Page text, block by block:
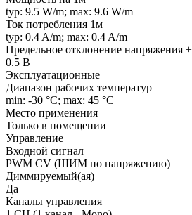
typ: 9.5 W/m; max: 9.6 W/m
Ток потребления 1м
typ: 0.4 A/m; max: 0.4 A/m
Предельное отклонение напряжения ±
0.5 В
Эксплуатационные
Диапазон рабочих температур
min: -30 °C; max: 45 °C
Место применения
Только в помещении
Управление
Входной сигнал
PWM СV (ШИМ по напряжению)
Диммируемый(ая)
Да
Каналы управления